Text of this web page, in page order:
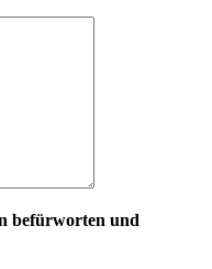
befürworten und